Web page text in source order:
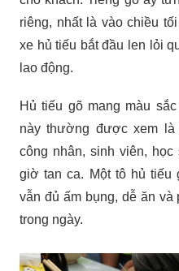
riêng, nhất là vào chiều
xe hủ tiếu bắt đầu len lỏi
lao động.
Hủ tiếu gõ mang màu
này thường được xem
công nhân, sinh viên,
giờ tan ca. Một tô hủ tiếu
vẫn đủ ấm bụng, dễ ăn
trong ngày.